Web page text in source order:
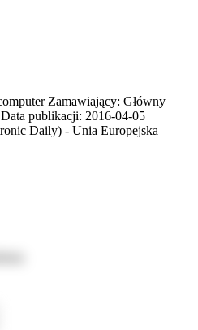
Zamawiający: Główny
publikacji: 2016-04-05
Daily) - Unia Europejska